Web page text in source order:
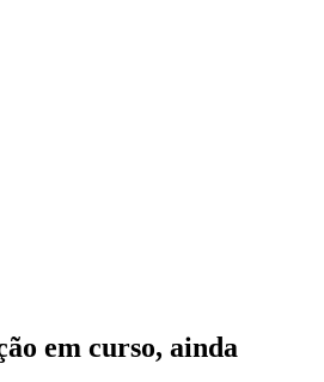
em curso, ainda